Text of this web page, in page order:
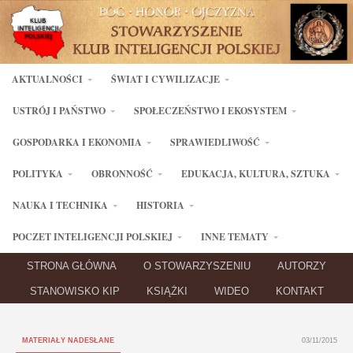
AKTUALNOŚCI ŚWIAT I CYWILIZACJE
USTRÓJ I PAŃSTWO SPOŁECZEŃSTWO I EKOSYSTEM
GOSPODARKA I EKONOMIA SPRAWIEDLIWOŚĆ
POLITYKA OBRONNOŚĆ EDUKACJA, KULTURA, SZTUKA
NAUKA I TECHNIKA HISTORIA
POCZET INTELIGENCJI POLSKIEJ INNE TEMATY
STRONA GŁÓWNA O STOWARZYSZENIU AUTORZY
STANOWISKO KIP KSIĄŻKI WIDEO KONTAKT
MATERIAŁY NADESŁANE 03/11/2015